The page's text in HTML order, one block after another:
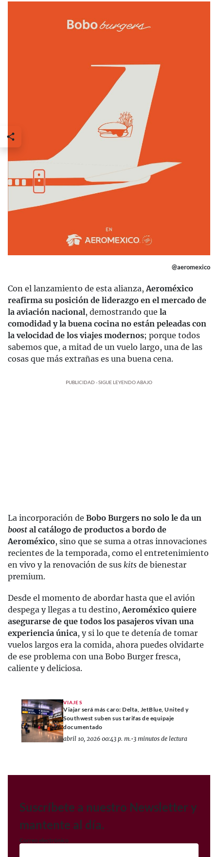
@aeromexico
Con el lanzamiento de esta alianza,Aeroméxico
reafirma su posición de liderazgo en el mercado de
la aviación nacional, demostrando que la
comodidad y la buena cocina no están peleadas con
la velocidad de los viajes modernos; porque todos
sabemos que, a mitad de un vuelo largo, una de las
cosas que más extrañas es una buena cena.
PUBLICIDAD - SIGUE LEYENDO ABAJO
La incorporación de Bobo Burgers no solo le da un
boost al catálogo de productos a bordo de
Aeroméxico, sino que se suma a otras innovaciones
recientes de la temporada, como el entretenimiento
en vivo y la renovación de sus kits de bienestar
premium.
Desde el momento de abordar hasta que el avión
despega y llegas a tu destino,Aeroméxico quiere
asegurarse de que todos los pasajeros vivan una
experiencia única, y si lo que te detenía de tomar
vuelos largos era la comida, ahora puedes olvidarte
de ese problema con una Bobo Burger fresca,
caliente y deliciosa.
VIAJES
Viajar será más caro: Delta, JetBlue, United y
Southwest suben sus tarifas de equipaje
documentado
abril 10, 2026 00:43 p. m.•3 minutos de lectura
Suscríbete a nuestro Newsletter y
mantente al día.
Correo electrónico